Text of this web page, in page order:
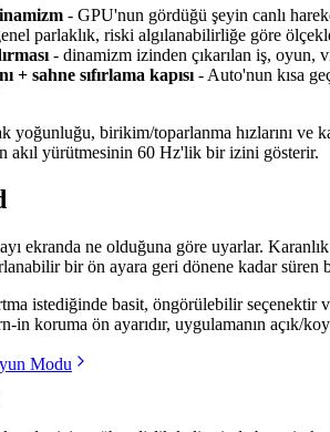
- GPU'nun gördüğü şeyin canlı
parlaklık, riski algılanabilirliğe göre
- dinamizm izinden çıkarılan iş, oyun,
+ sahne sıfırlama kapısı - Auto'nun kısa
yoğunluğu, birikim/toparlanma hızlarını ve
akıl yürütmesinin 60 Hz'lik bir izini gösterir.
ekranda ne olduğuna göre uyarlar.
bir ön ayara geri dönene kadar
istediğinde basit, öngörülebilir seçenektir
in koruma ön ayarıdır, uygulamanın açık/
Modu